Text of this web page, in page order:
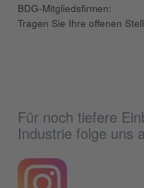
BDG-Mitgliedsfirmen:
Tragen Sie Ihre offenen
Für noch tiefere
Industrie folge uns